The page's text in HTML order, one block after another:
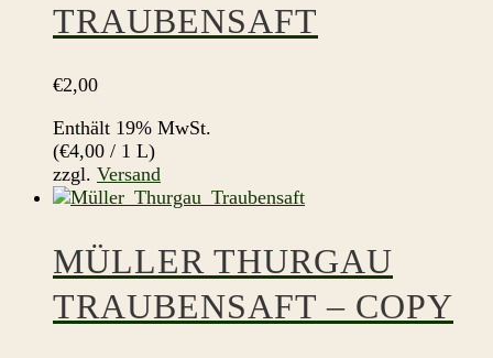
TRAUBENSAFT
€2,00
Enthält 19% MwSt.
(€4,00 / 1 L)
zzgl. Versand
MÜLLER THURGAU
TRAUBENSAFT – COPY